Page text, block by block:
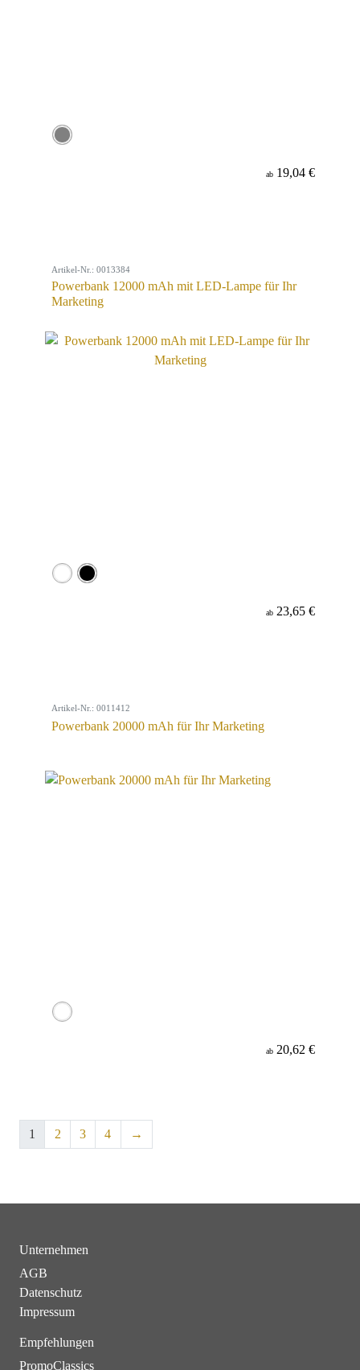
ab 19,04 €
Artikel-Nr.: 0013384
Powerbank 12000 mAh mit LED-Lampe für Ihr
Marketing
ab 23,65 €
Artikel-Nr.: 0011412
Powerbank 20000 mAh für Ihr Marketing
ab 20,62 €
1 2 3 4 →
Unternehmen
AGB
Datenschutz
Impressum
Empfehlungen
PromoClassics